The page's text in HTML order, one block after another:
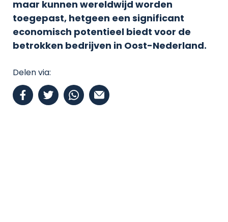
maar kunnen wereldwijd worden
toegepast, hetgeen een significant
economisch potentieel biedt voor de
betrokken bedrijven in Oost-Nederland.
Delen via: